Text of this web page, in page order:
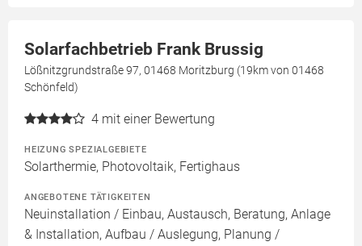
Solarfachbetrieb Frank Brussig
Lößnitzgrundstraße 97, 01468 Moritzburg (19km von 01468
Schönfeld)
4 mit einer Bewertung
HEIZUNG SPEZIALGEBIETE
Solarthermie, Photovoltaik, Fertighaus
ANGEBOTENE TÄTIGKEITEN
Neuinstallation / Einbau, Austausch, Beratung, Anlage
& Installation, Aufbau / Auslegung, Planung /